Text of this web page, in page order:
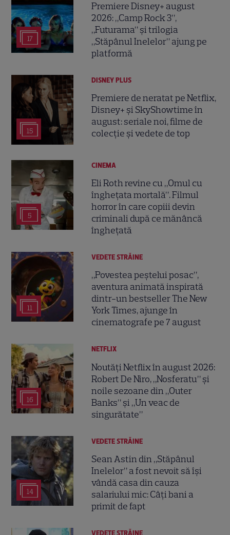
17
Premiere Disney+ august
2026: „Camp Rock 3”,
„Futurama” și trilogia
„Stăpânul Inelelor” ajung pe
platformă
15
DISNEY PLUS
Premiere de neratat pe Netflix,
Disney+ și SkyShowtime în
august: seriale noi, filme de
colecție și vedete de top
5
CINEMA
Eli Roth revine cu „Omul cu
înghețata mortală”. Filmul
horror în care copiii devin
criminali după ce mănâncă
înghețată
11
VEDETE STRĂINE
„Povestea peștelui posac”,
aventura animată inspirată
dintr-un bestseller The New
York Times, ajunge în
cinematografe pe 7 august
16
NETFLIX
Noutăți Netflix în august 2026:
Robert De Niro, „Nosferatu” și
noile sezoane din „Outer
Banks” și „Un veac de
singurătate”
14
VEDETE STRĂINE
Sean Astin din „Stăpânul
Inelelor” a fost nevoit să își
vândă casa din cauza
salariului mic: Câți bani a
primit de fapt
VEDETE STRĂINE